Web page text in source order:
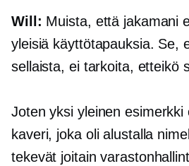
Will: Muista, että jakamani
yleisiä käyttötapauksia. Se,
sellaista, ei tarkoita, etteikö
Joten yksi yleinen esimerkki
kaveri, joka oli alustalla
tekevät joitain